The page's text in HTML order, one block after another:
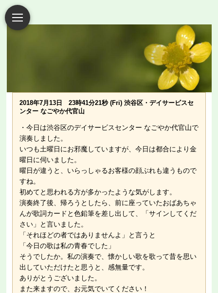
2018年7月13日 23時41分21秒 (Fri) 渋谷区・デイサービスセ
ンター なごやか代官山
・今日は渋谷区のデイサービスセンター なごやか代官山で
演奏しました。
いつも土曜日にお邪魔していますが、今日は都合により金
曜日に伺いました。
曜日が違うと、いらっしゃるお客様の顔ぶれも違うもので
すね。
初めてと思われる方が多かったような気がします。
演奏終了後、帰ろうとしたら、前に座っていたおばあちゃ
んが歌詞カードと色鉛筆を差し出して、「サインしてくだ
さい」と言いました。
「それほどの者ではありませんよ」と言うと
「今日の歌は私の青春でした」
そうでしたか。私の演奏で、懐かしい歌を歌って昔を思い
出していただけたと思うと、感無量です。
ありがとうございました。
また来ますので、お元気でいてください！